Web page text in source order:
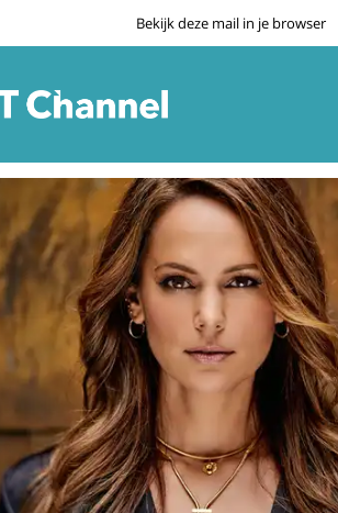
Bekijk deze mail in je browser